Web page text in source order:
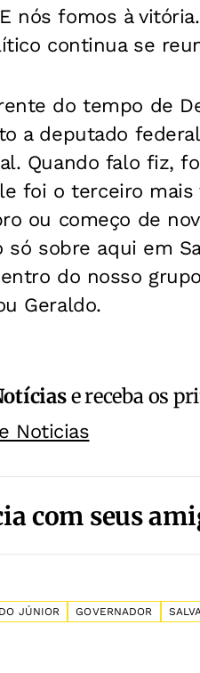
nós fomos à
continua se
do tempo de
a deputado
Quando falo fiz,
foi o terceiro mais
ou começo de
sobre aqui em
do nosso
Geraldo.
e receba os
Noticias
com seus
JÚNIOR GOVERNADOR